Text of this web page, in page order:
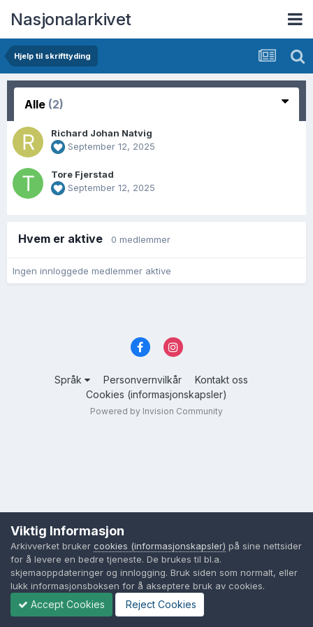
Nasjonalarkivet
Hjelp til skrifttyding
Alle (2)
Richard Johan Natvig
September 12, 2025
Tore Fjerstad
September 12, 2025
Hvem er aktive 0 medlemmer
Ingen innloggede medlemmer aktive
Språk Personvernvilkår
Kontakt oss
Cookies (informasjonskapsler)
Powered by Invision Community
Viktig Informasjon
Arkivverket bruker cookies (informasjonskapsler) på sine nettsider
for å levere en bedre tjeneste. De brukes til bl.a.
skjemaoppdateringer og innlogging. Bruk siden som normalt, eller
lukk informasjonsboksen for å akseptere bruk av cookies.
Accept Cookies Reject Cookies